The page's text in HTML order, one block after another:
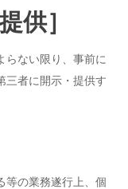
供］
らない限り、事前に
三者に開示・提供す
等の業務遂行上、個